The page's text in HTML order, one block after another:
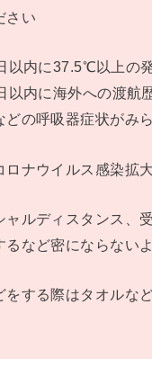
さい
以内に37.5℃以上の
以内に海外への渡航
どの呼吸器症状がみ
ロナウイルス感染拡
ャルディスタンス、
るなど密にならない
をする際はタオルな